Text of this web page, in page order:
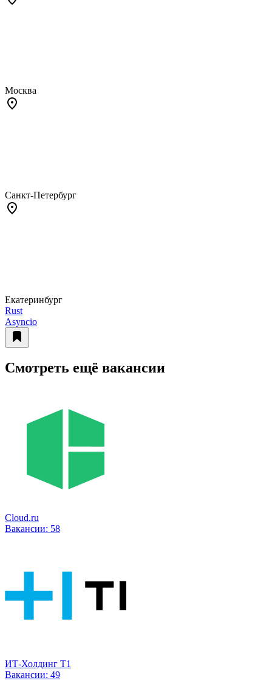
Москва
Санкт-Петербург
Екатеринбург
Rust
Asyncio
Смотреть ещё вакансии
Cloud.ru
Вакансии: 58
ИТ-Холдинг Т1
Вакансии: 49